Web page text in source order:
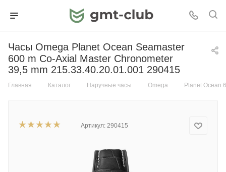
Часы Omega Planet Ocean Seamaster
600 m Co-Axial Master Chronometer
39,5 mm 215.33.40.20.01.001 290415
Главная — Каталог — Наручные часы — Omega — Planet Ocean
Артикул: 290415